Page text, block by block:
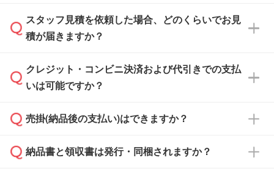
可能です。見積・注文フォームにて『ゲストの
まま進む』ボタンからお進みのうえ、ご依頼く
スタッフ見積を依頼した場合、どのくらいでお見
積が届きますか？
通常、翌営業日までにお送りしております。混
雑状況によっては、お時間をいただくこともご
依頼いただいた場合は、翌営業日以降のご連絡
クレジット・コンビニ決済および代引きでの支払
いは可能ですか？
銀行振込のみのご対応となります。
売掛(納品後の支払い)はできますか？
基本的には先入金をお願いしておりますが、自
納品書と領収書は発行・同梱されますか？